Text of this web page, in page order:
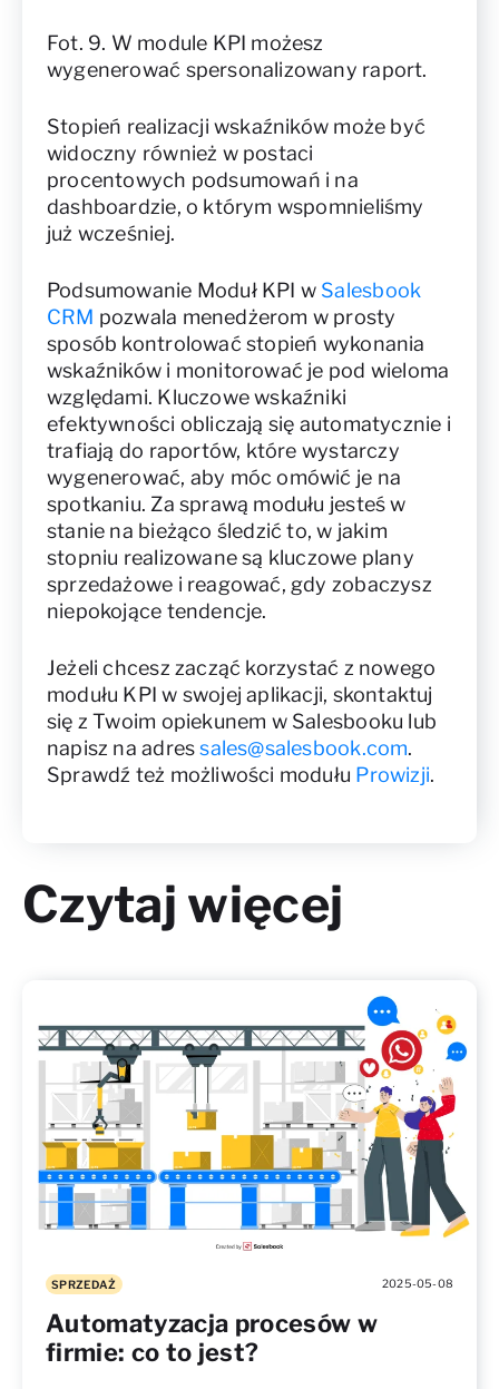
Fot. 9. W module KPI możesz
wygenerować spersonalizowany raport.
Stopień realizacji wskaźników może być
widoczny również w postaci
procentowych podsumowań i na
dashboardzie, o którym wspomnieliśmy
już wcześniej.
Podsumowanie Moduł KPI w Salesbook
CRM pozwala menedżerom w prosty
sposób kontrolować stopień wykonania
wskaźników i monitorować je pod wieloma
względami. Kluczowe wskaźniki
efektywności obliczają się automatycznie i
trafiają do raportów, które wystarczy
wygenerować, aby móc omówić je na
spotkaniu. Za sprawą modułu jesteś w
stanie na bieżąco śledzić to, w jakim
stopniu realizowane są kluczowe plany
sprzedażowe i reagować, gdy zobaczysz
niepokojące tendencje.
Jeżeli chcesz zacząć korzystać z nowego
modułu KPI w swojej aplikacji, skontaktuj
się z Twoim opiekunem w Salesbooku lub
napisz na adressales@salesbook.com.
Sprawdź też możliwości modułu Prowizji.
Czytaj więcej
SPRZEDAŻ 2025-05-08
Automatyzacja procesów w
firmie: co to jest?